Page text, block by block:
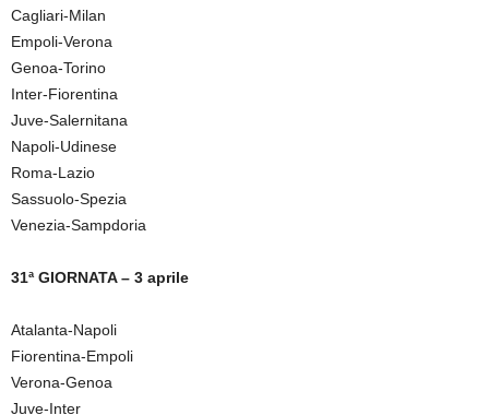
Cagliari-Milan
Empoli-Verona
Genoa-Torino
Inter-Fiorentina
Juve-Salernitana
Napoli-Udinese
Roma-Lazio
Sassuolo-Spezia
Venezia-Sampdoria
31ª GIORNATA – 3 aprile
Atalanta-Napoli
Fiorentina-Empoli
Verona-Genoa
Juve-Inter